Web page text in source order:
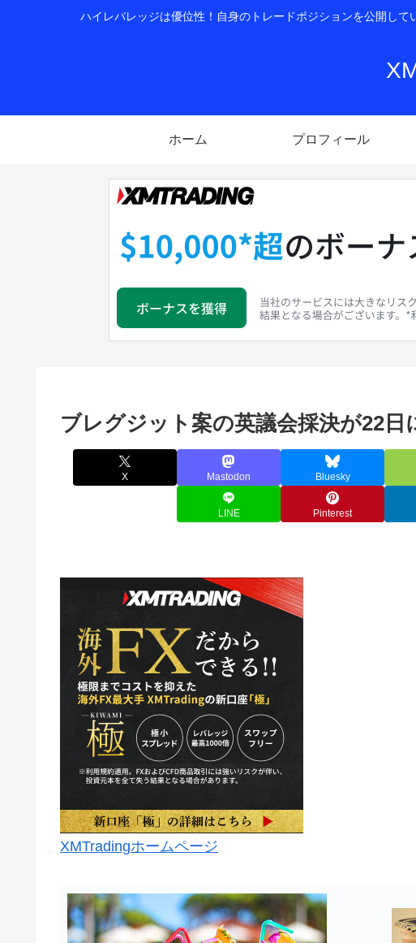
ハイレバレッジは優位性！自身のトレードポジションを公開し
ホーム プロフィール
ブレグジット案の英議会採決が22
X Mastodon Bluesky
LINE Pinterest
XMTradingホームページ